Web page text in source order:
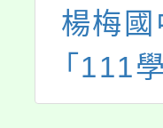
楊梅國
「111
育優先